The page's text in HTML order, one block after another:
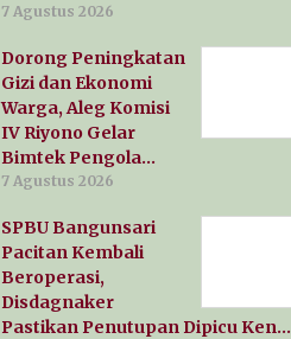
7 Agustus 2026
Dorong Peningkatan
Gizi dan Ekonomi
Warga, Aleg Komisi
IV Riyono Gelar
Bimtek Pengola…
7 Agustus 2026
SPBU Bangunsari
Pacitan Kembali
Beroperasi,
Disdagnaker
Pastikan Penutupan Dipicu Ken…